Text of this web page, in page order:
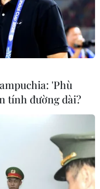
'Phù
tính đường dài?